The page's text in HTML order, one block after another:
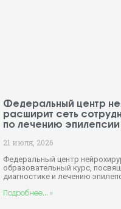
Федеральный центр
расширит сеть
по лечению эпилепсии
21 июля, 2026
Федеральный центр
образовательный курс,
диагностике и лечению
Подробнее... »